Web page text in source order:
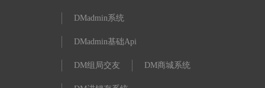
DMadmin系统
DMadmin基础Api
DM组局交友 DM商城系统